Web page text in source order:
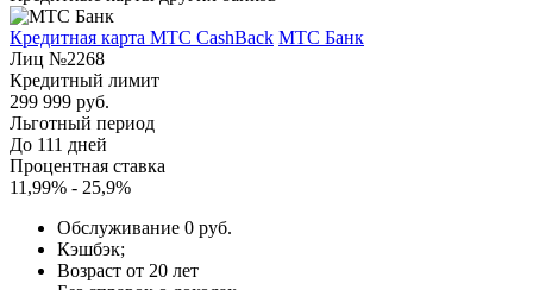
Кредитная карта МТС CashBack МТС Банк
Лиц №2268
Кредитный лимит
299 999 руб.
Льготный период
До 111 дней
Процентная ставка
11,99% - 25,9%
Обслуживание 0 руб.
Кэшбэк;
Возраст от 20 лет